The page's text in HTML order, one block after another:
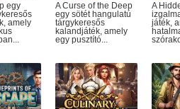
egy
amely
A Curse of the Deep
egy sötét hangulatú
tárgykeresős
kalandjáték, amely
egy pusztító...
A
játék,